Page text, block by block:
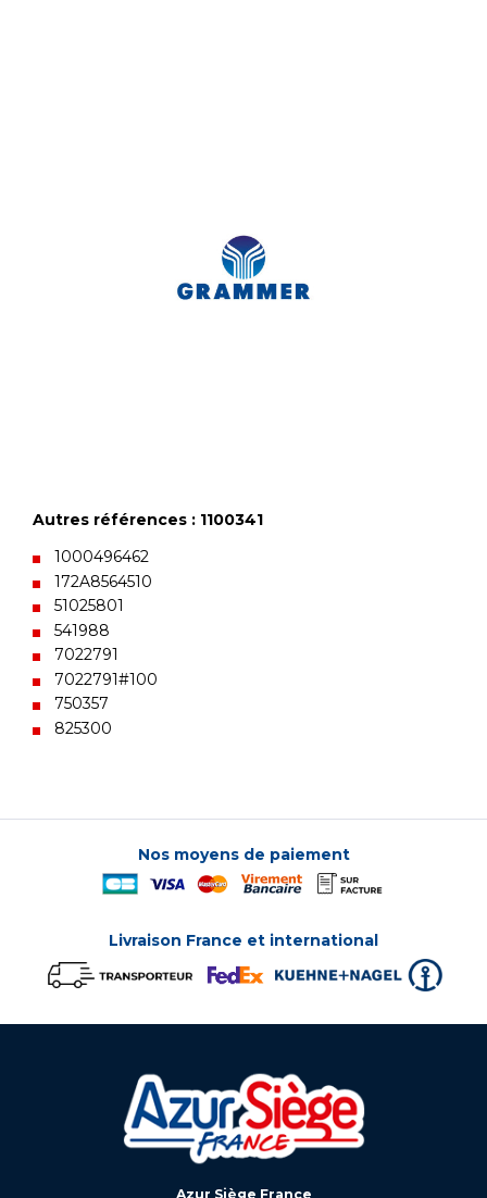
Autres références : 1100341
1000496462
172A8564510
51025801
541988
7022791
7022791#100
750357
825300
Nos moyens de paiement
Livraison France et international
Azur Siège France